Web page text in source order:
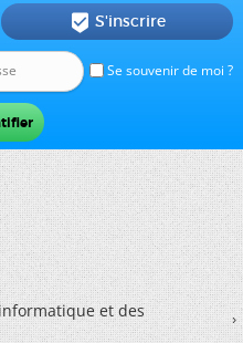
Se souvenir de moi ?
 S'inscrire
et des